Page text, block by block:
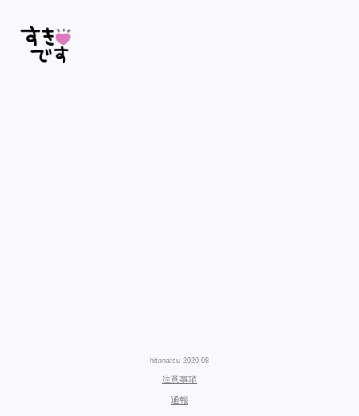
hitonatsu 2020.08
注意事項
通報